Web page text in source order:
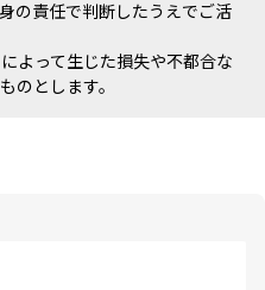
の責任で判断したうえでご活
よって生じた損失や不都合な
のとします。